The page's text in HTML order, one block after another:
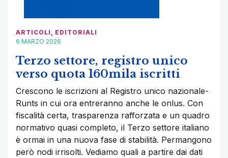
ARTICOLI , EDITORIALI
6 MARZO 2026
Terzo settore, registro unico
verso quota 160mila iscritti
Crescono le iscrizioni al Registro unico nazionale-
Runts in cui ora entreranno anche le onlus. Con
fiscalità certa, trasparenza rafforzata e un quadro
normativo quasi completo, il Terzo settore italiano
è ormai in una nuova fase di stabilità. Permangono
però nodi irrisolti. Vediamo quali a partire dai dati